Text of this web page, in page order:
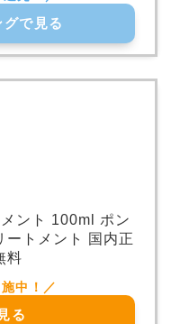
で見る
ント 100ml ポン
ートメント 国内正
料
る